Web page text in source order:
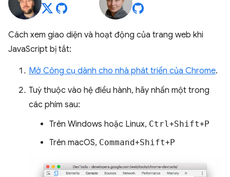
Cách xem giao diện và hoạt động của trang web khi
JavaScript bị tắt:
Mở Công cụ dành cho nhà phát triển của Chrome.
Tuỳ thuộc vào hệ điều hành, hãy nhấn một trong
các phím sau:
Trên Windows hoặc Linux, Ctrl+Shift+P
Trên macOS, Command+Shift+P